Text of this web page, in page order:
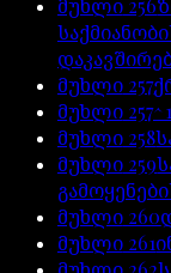
მუხლი 256
მუხლი 257
მუხლი 257^1
მუხლი 258
მუხლი 259
მუხლი 260
მუხლი 261